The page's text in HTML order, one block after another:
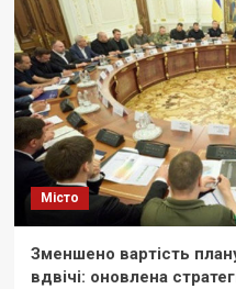
Місто
Зменшено вартість
вдвічі: оновлена